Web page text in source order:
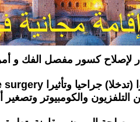
لإصلاح كسور مفصل الفك و
والكومبيوتر وتصغير